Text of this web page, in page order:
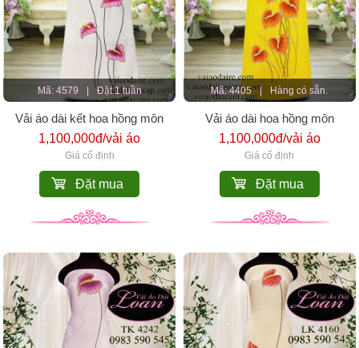
Mã: 4579 Đặt 1 tuần
Vải áo dài kết hoa hồng môn
1,100,000đ/vải áo
Giá cố định
Đặt mua
Mã: 4405 | Hàng có sẵn.
Vải áo dài hoa hồng môn
1,100,000đ/vải áo
Giá cố định
Đặt mua